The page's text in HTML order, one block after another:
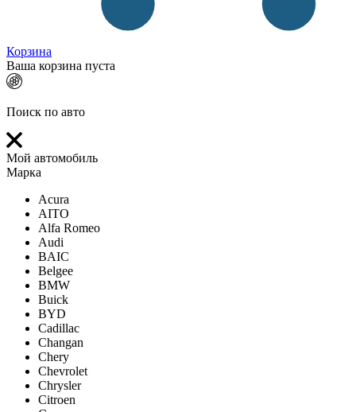
Корзина
Ваша корзина пуста
Поиск по авто
Мой автомобиль
Марка
Acura
AITO
Alfa Romeo
Audi
BAIC
Belgee
BMW
Buick
BYD
Cadillac
Changan
Chery
Chevrolet
Chrysler
Citroen